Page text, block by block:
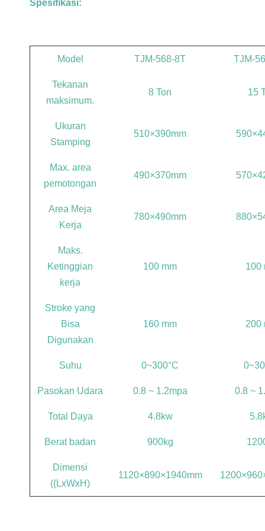
Spesifikasi:
Model TJM-568-8T TJM-
Tekanan
maksimum.
8 Ton 15
Ukuran
Stamping
510×390mm
Max. area
pemotongan
490×370mm
Area Meja
Kerja
780×490mm
Maks.
Ketinggian
kerja
100 mm 100
Stroke yang
Bisa
Digunakan
160 mm 200
Suhu 0~300°C
Pasokan Udara 0.8 ~ 1.2mpa 0.8 ~
Total Daya 4.8kw
Berat badan 900kg
Dimensi
((LxWxH)
1120×890×1940mm